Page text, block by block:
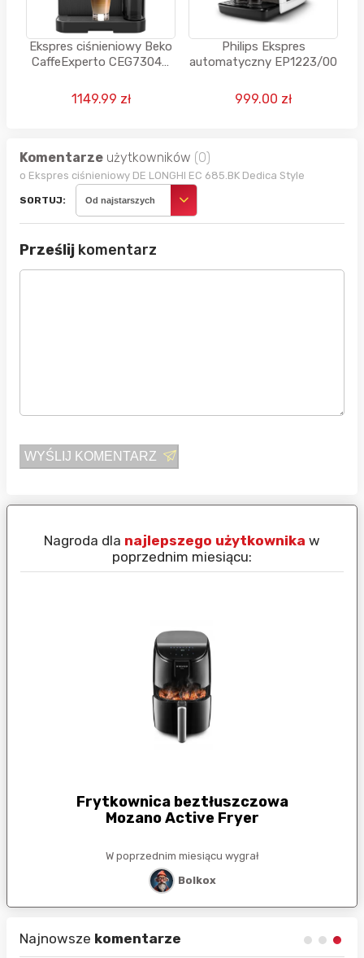
Ekspres ciśnieniowy Beko
CaffeExperto CEG7304X
1149.99 zł
Philips Ekspres
automatyczny EP1223/00
999.00 zł
Komentarze użytkowników (0)
o Ekspres ciśnieniowy DE LONGHI EC 685.BK Dedica Style
SORTUJ: Od najstarszych
Prześlij komentarz
WYŚLIJ KOMENTARZ
Nagroda dla najlepszego użytkownika w
poprzednim miesiącu:
Frytkownica beztłuszczowa
Mozano Active Fryer
W poprzednim miesiącu wygrał
Bolkox
Najnowsze komentarze